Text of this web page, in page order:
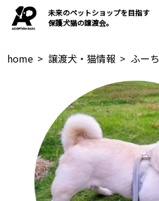
未来のペットショップを目指す
保護犬猫の譲渡会。
home > 譲渡犬・猫情報 > ふーち